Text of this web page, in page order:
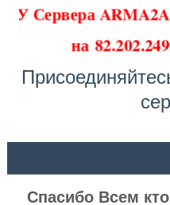
У Сервера
на
Спасибо Всем